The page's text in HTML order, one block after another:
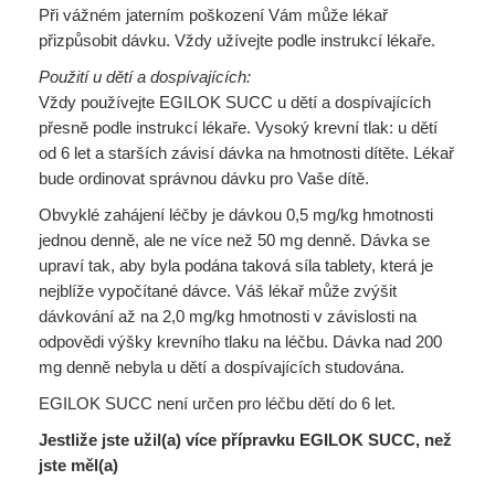
Při vážném jaterním poškození Vám může lékař
přizpůsobit dávku. Vždy užívejte podle instrukcí lékaře.
Použití u dětí a dospívajících:
Vždy používejte EGILOK SUCC u dětí a dospívajících
přesně podle instrukcí lékaře. Vysoký krevní tlak: u dětí
od 6 let a starších závisí dávka na hmotnosti dítěte. Lékař
bude ordinovat správnou dávku pro Vaše dítě.
Obvyklé zahájení léčby je dávkou 0,5 mg/kg hmotnosti
jednou denně, ale ne více než 50 mg denně. Dávka se
upraví tak, aby byla podána taková síla tablety, která je
nejblíže vypočítané dávce. Váš lékař může zvýšit
dávkování až na 2,0 mg/kg hmotnosti v závislosti na
odpovědi výšky krevního tlaku na léčbu. Dávka nad 200
mg denně nebyla u dětí a dospívajících studována.
EGILOK SUCC není určen pro léčbu dětí do 6 let.
Jestliže jste užil(a) více přípravku EGILOK SUCC, než
jste měl(a)